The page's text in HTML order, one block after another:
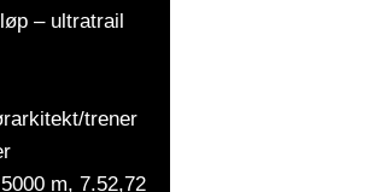
– ultratrail
trener
m, 7.52,72